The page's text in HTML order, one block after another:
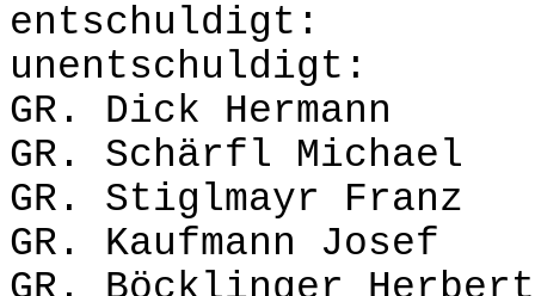
unentschuldigt:
GR. Dick Hermann
GR. Schärfl Michael
GR. Stiglmayr Franz
GR. Kaufmann Josef